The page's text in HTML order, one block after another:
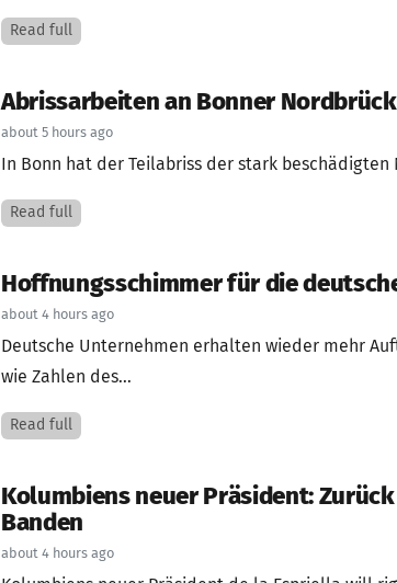
Read full
Abrissarbeiten an Bonner
about 5 hours ago
In Bonn hat der Teilabriss der stark beschädigten
Read full
Hoffnungsschimmer für die
about 4 hours ago
Deutsche Unternehmen erhalten wieder mehr
wie Zahlen des...
Read full
Kolumbiens neuer Präsident:
Banden
about 4 hours ago